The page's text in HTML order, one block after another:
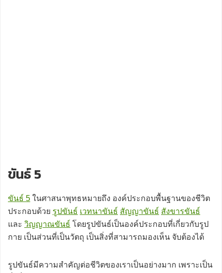
ขันธ์ 5
ขันธ์ 5 ในศาสนาพุทธหมายถึง องค์ประกอบพื้นฐานของชีวิต
ประกอบด้วย รูปขันธ์ เวทนาขันธ์ สัญญาขันธ์ สังขารขันธ์
และ วิญญาณขันธ์ โดยรูปขันธ์เป็นองค์ประกอบที่เกี่ยวกับรูป
กาย เป็นส่วนที่เป็นวัตถุ เป็นสิ่งที่สามารถมองเห็น จับต้องได้
รูปขันธ์มีความสำคัญต่อชีวิตของเราเป็นอย่างมาก เพราะเป็น